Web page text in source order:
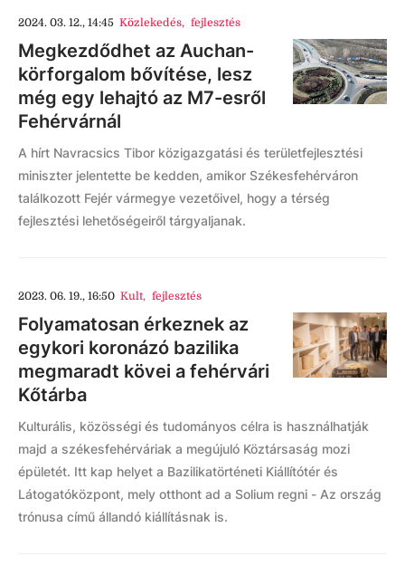
2024. 03. 12., 14:45 Közlekedés, fejlesztés
Megkezdődhet az Auchan-
körforgalom bővítése, lesz
még egy lehajtó az M7-esről
Fehérvárnál
A hírt Navracsics Tibor közigazgatási és területfejlesztési
miniszter jelentette be kedden, amikor Székesfehérváron
találkozott Fejér vármegye vezetőivel, hogy a térség
fejlesztési lehetőségeiről tárgyaljanak.
2023. 06. 19., 16:50 Kult, fejlesztés
Folyamatosan érkeznek az
egykori koronázó bazilika
megmaradt kövei a fehérvári
Kőtárba
Kulturális, közösségi és tudományos célra is használhatják
majd a székesfehérváriak a megújuló Köztársaság mozi
épületét. Itt kap helyet a Bazilikatörténeti Kiállítótér és
Látogatóközpont, mely otthont ad a Solium regni - Az ország
trónusa című állandó kiállításnak is.